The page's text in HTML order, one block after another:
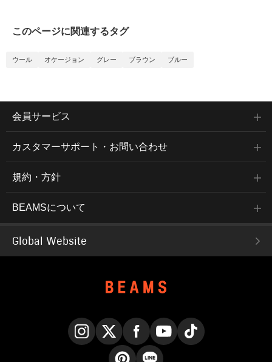
このページに関連するタグ
ウール オケージョン グレー ブラウン ブルー
会員サービス
カスタマーサポート・お問い合わせ
規約・方針
BEAMSについて
Global Website